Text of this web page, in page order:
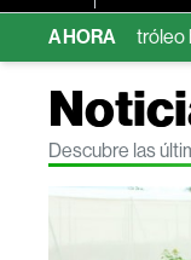
AHORA
petróleo baja por
Descubre las